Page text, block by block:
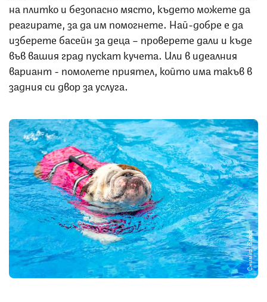
на плитко и безопасно място, където можете да
реагирате, за да им помогнете. Най-добре е да
изберете басейн за деца – проверете дали и къде
във вашия град пускат кучета. Или в идеалния
вариант - помолете приятел, който има такъв в
задния си двор за услуга.
Снимка: iStock